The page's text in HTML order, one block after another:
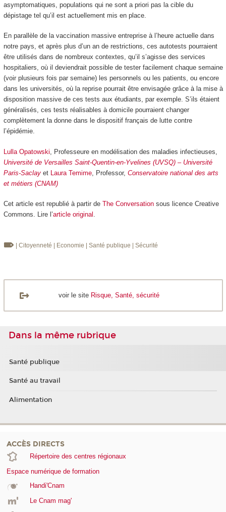
asymptomatiques, populations qui ne sont a priori pas la cible du
dépistage tel qu’il est actuellement mis en place.
En parallèle de la vaccination massive entreprise à l’heure actuelle dans
notre pays, et après plus d’un an de restrictions, ces autotests pourraient
être utilisés dans de nombreux contextes, qu’il s’agisse des services
hospitaliers, où il deviendrait possible de tester facilement chaque semaine
(voir plusieurs fois par semaine) les personnels ou les patients, ou encore
dans les universités, où la reprise pourrait être envisagée grâce à la mise à
disposition massive de ces tests aux étudiants, par exemple. S’ils étaient
généralisés, ces tests réalisables à domicile pourraient changer
complètement la donne dans le dispositif français de lutte contre
l’épidémie.
Lulla Opatowski , Professeure en modélisation des maladies infectieuses,
Université de Versailles Saint-Quentin-en-Yvelines (UVSQ) – Université
Paris-Saclay et Laura Temime, Professor, Conservatoire national des arts
et métiers (CNAM)
Cet article est republié à partir de The Conversationsous licence Creative
Commons. Lire l’article original .
| Citoyenneté | Economie | Santé publique | Sécurité
voir le site Risque, Santé, sécurité
Dans la même rubrique
Santé publique
Santé au travail
Alimentation
ACCÈS DIRECTS
Répertoire des centres régionaux
Espace numérique de formation
Handi'Cnam
Le Cnam mag'